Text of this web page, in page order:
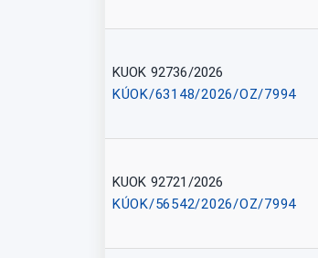
KUOK 92736/2026
KÚOK/63148/2026/OZ/7994
KUOK 92721/2026
KÚOK/56542/2026/OZ/7994